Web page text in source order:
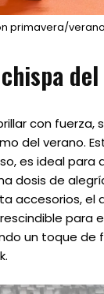
primavera/
del
con fuerza,
del verano.
es ideal para
dosis de
accesorios, el
para
un toque de